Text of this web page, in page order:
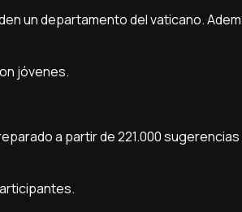
un departamento del vaticano.
jóvenes.
a partir de 221.000 sugerencias